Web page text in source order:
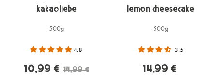
Kakaoliebe
500g
4.8
10,99 € 14,99 €
Lemon Cheesecake
500g
3.5
14,99 €